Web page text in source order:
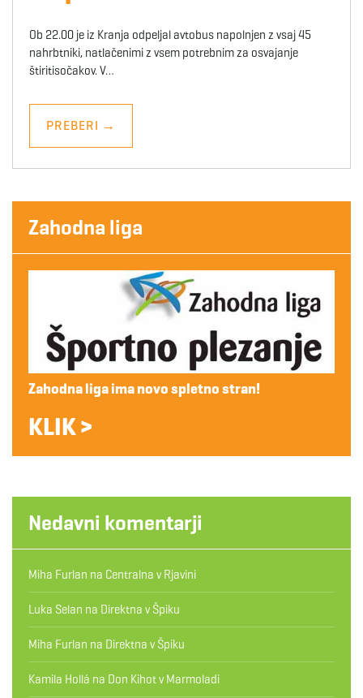
Ob 22.00 je iz Kranja odpeljal avtobus napolnjen z vsaj 45
nahrbtniki, natlačenimi z vsem potrebnim za osvajanje
štiritisočakov. V…
PREBERI →
Zahodna liga
Zahodna liga ima novo spletno stran!
KLIK >
Nedavni komentarji
Miha Furlan na Centralna v Rjavini
Luka Selan na Direktna v Špiku
Miha Furlan na Direktna v Špiku
Kamila Hollá na Don Kihot v Marmoladi